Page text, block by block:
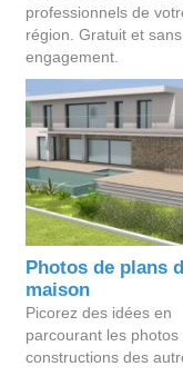
professionnels de
région. Gratuit et sans
engagement.
Photos de plans
maison
Picorez des idées en
parcourant les photos
constructions des